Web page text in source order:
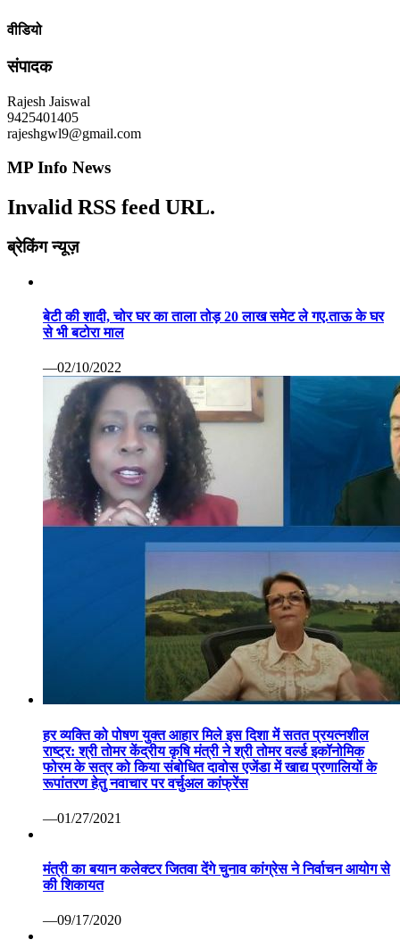
वीडियो
संपादक
Rajesh Jaiswal
9425401405
rajeshgwl9@gmail.com
MP Info News
Invalid RSS feed URL.
ब्रेकिंग न्यूज़
बेटी की शादी, चोर घर का ताला तोड़ 20 लाख समेट ले गए.ताऊ के घर
से भी बटोरा माल
—02/10/2022
हर व्यक्ति को पोषण युक्त आहार मिले इस दिशा में सतत प्रयत्नशील
राष्ट्र: श्री तोमर केंद्रीय कृषि मंत्री ने श्री तोमर वर्ल्ड इकॉनोमिक
फोरम के सत्र को किया संबोधित दावोस एजेंडा में खाद्य प्रणालियों के
रूपांतरण हेतु नवाचार पर वर्चुअल कांफ्रेंस
—01/27/2021
मंत्री का बयान कलेक्टर जितवा देंगे चुनाव कांग्रेस ने निर्वाचन आयोग से
की शिकायत
—09/17/2020